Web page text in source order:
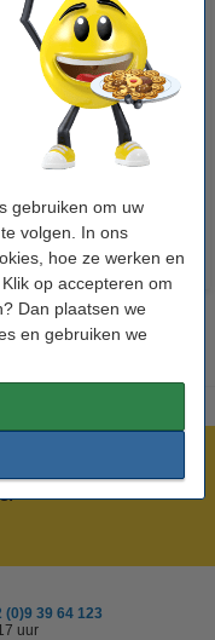
gebruiken om uw
volgen. In ons
hoe ze werken en
op accepteren om
Dan plaatsen we
en gebruiken we
Aanbieding: 10x 123inkt
A4 gelijnd 70 g/m²
100 vellen
€ 26,55
(0)9 39 64 123
uur